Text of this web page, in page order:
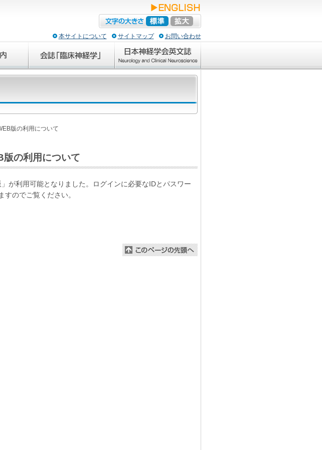
本サイトについて サイトマップ お問い合わせ
版の利用について
の利用について
が利用可能となりました。ログインに必要なIDとパスワー
すのでご覧ください。